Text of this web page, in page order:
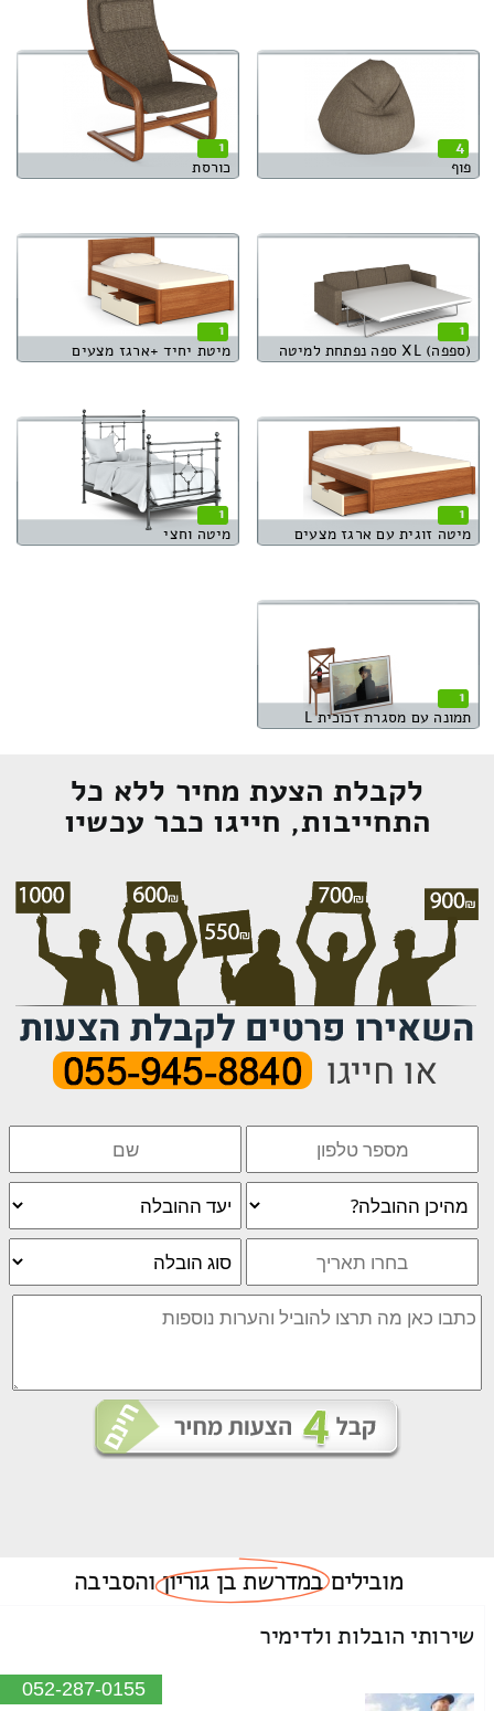
4
פוף
1
כורסת
1
(ספפה) XL ספה נפתחת למיטה
1
מיטת יחיד +ארגז מצעים
1
מיטה זוגית עם ארגז מצעים
1
מיטה וחצי
1
תמונה עם מסגרת זכוכית L
לקבלת הצעת מחיר ללא כל
התחייבות, חייגו כבר עכשיו
מוביליםבמדרשת בן גוריון והסביבה
שירותי הובלות ולדימיר
052-287-0155